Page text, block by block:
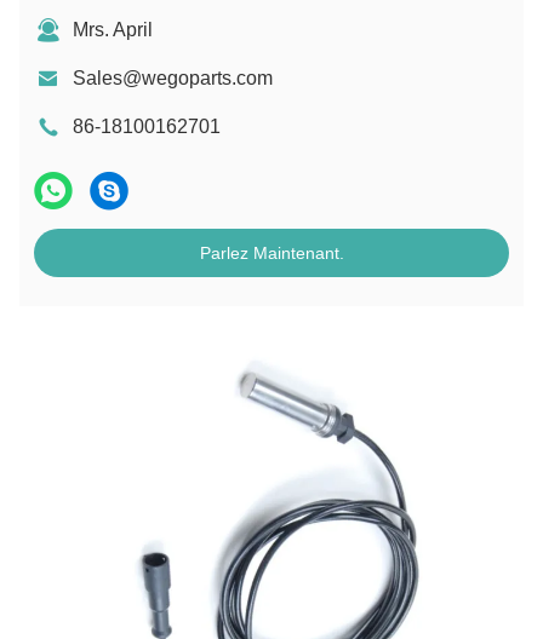
Mrs. April
Sales@wegoparts.com
86-18100162701
Parlez Maintenant.